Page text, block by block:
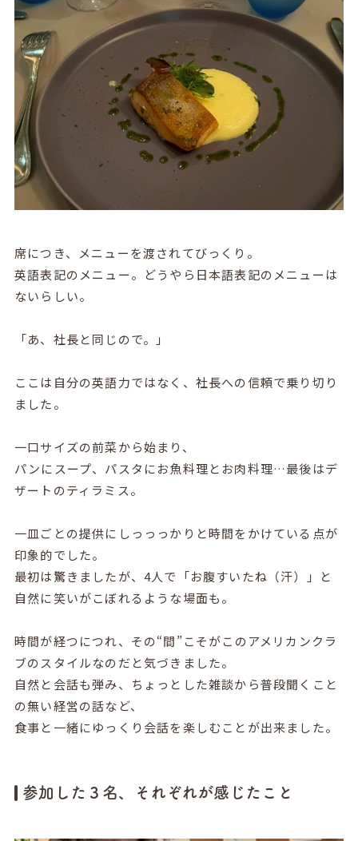
席につき、メニューを渡されてびっくり。
英語表記のメニュー。どうやら日本語表記のメニューは
ないらしい。
「あ、社長と同じので。」
ここは自分の英語力ではなく、社長への信頼で乗り切り
ました。
一口サイズの前菜から始まり、
パンにスープ、パスタにお魚料理とお肉料理…最後はデ
ザートのティラミス。
一皿ごとの提供にしっっっかりと時間をかけている点が
印象的でした。
最初は驚きましたが、4人で「お腹すいたね（汗）」と
自然に笑いがこぼれるような場面も。
時間が経つにつれ、その“間”こそがこのアメリカンクラ
ブのスタイルなのだと気づきました。
自然と会話も弾み、ちょっとした雑談から普段聞くこと
の無い経営の話など、
食事と一緒にゆっくり会話を楽しむことが出来ました。
参加した３名、それぞれが感じたこと